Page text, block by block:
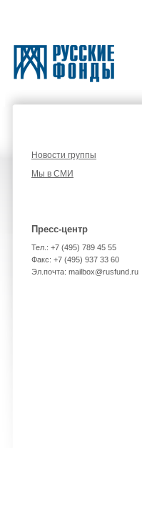
Новости группы
Мы в СМИ
Пресс-центр
Тел.: +7 (495) 789 45 55
Факс: +7 (495) 937 33 60
Эл.почта: mailbox@rusfund.ru